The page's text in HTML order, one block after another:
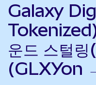
Galaxy
운드 스털
(GLXYon